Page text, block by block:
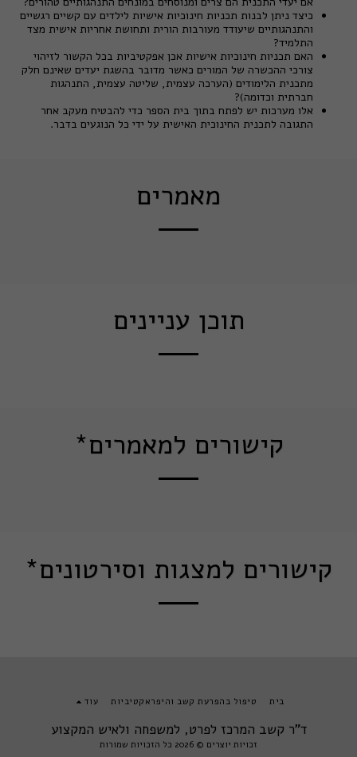
כיצד ניתן לבנות תכניות חינוכיות אישיות לילדים עם קשיים רגשיים
והתנהגותיים שיעודד מעורבות הורית ותחושת אחריות אישית מצד
התלמיד?
האם תכניות חינוכיות אישיות אכן אפקטיביות בכל הקשור לזיהוי
צורכי ההכשרה של המורים כאשר מדובר בהשגת יעדים שאינם חלק
מתכנית הלימודים (הערכה עצמית, שליטה עצמית, התנהגות
חברתית וכדומה)?
אלו מערכות יש לפתח בתוך בית הספר כדי להבטיח מעקב אחר
התגובה לתכנית החינוכית האישית על ידי כל הנוגעים בדבר.
מאמרים
תוכן עניינים
קישורים למאמרים*
קישורים למצגות וסירטונים*
ד"ר קשב המרכז לפרט, למשפחה ולאיש המקצוע
זכויות יוצרים © 2026 כל הזכויות שמורות
בית טיפול בהפרעת קשב והיפראקטיביות עוד